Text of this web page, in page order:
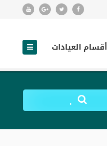
أقسام العيادات
.